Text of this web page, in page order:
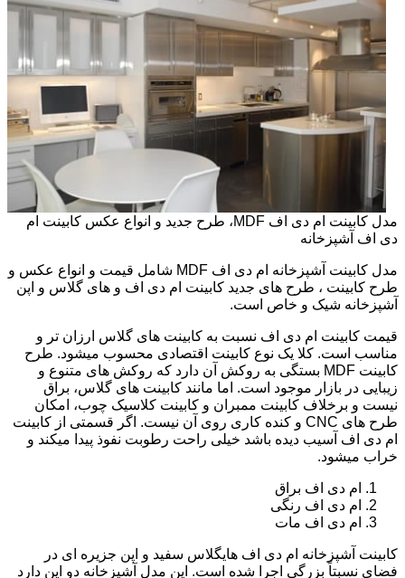
مدل کابینت ام دی اف MDF، طرح جدید و انواع عکس کابینت ام
دی اف آشپزخانه
مدل کابینت آشپزخانه ام دی اف MDF شامل قیمت و انواع عکس و
طرح کابینت ، طرح های جدید کابینت ام دی اف و های گلاس و اپن
آشپزخانه شیک و خاص است.
قیمت کابینت ام دی اف نسبت به کابینت های گلاس ارزان تر و
مناسب است. کلا یک نوع کابینت اقتصادی محسوب میشود. طرح
کابینت MDF بستگی به روکش آن دارد که روکش های متنوع و
زیبایی در بازار موجود است. اما مانند کابینت های گلاس، براق
نیست و برخلاف کابینت ممبران و کابینت کلاسیک چوب، امکان
طرح های CNC و کنده کاری روی آن نیست. اگر قسمتی از کابینت
ام دی اف آسیب دیده باشد خیلی راحت رطوبت نفوذ پیدا میکند و
خراب میشود.
ام دی اف براق
ام دی اف رنگی
ام دی اف مات
کابینت آشپزخانه ام دی اف هایگلاس سفید و اپن جزیره ای در
فضای نسبتاً بزرگی اجرا شده است. این مدل آشپزخانه دو اپن دارد